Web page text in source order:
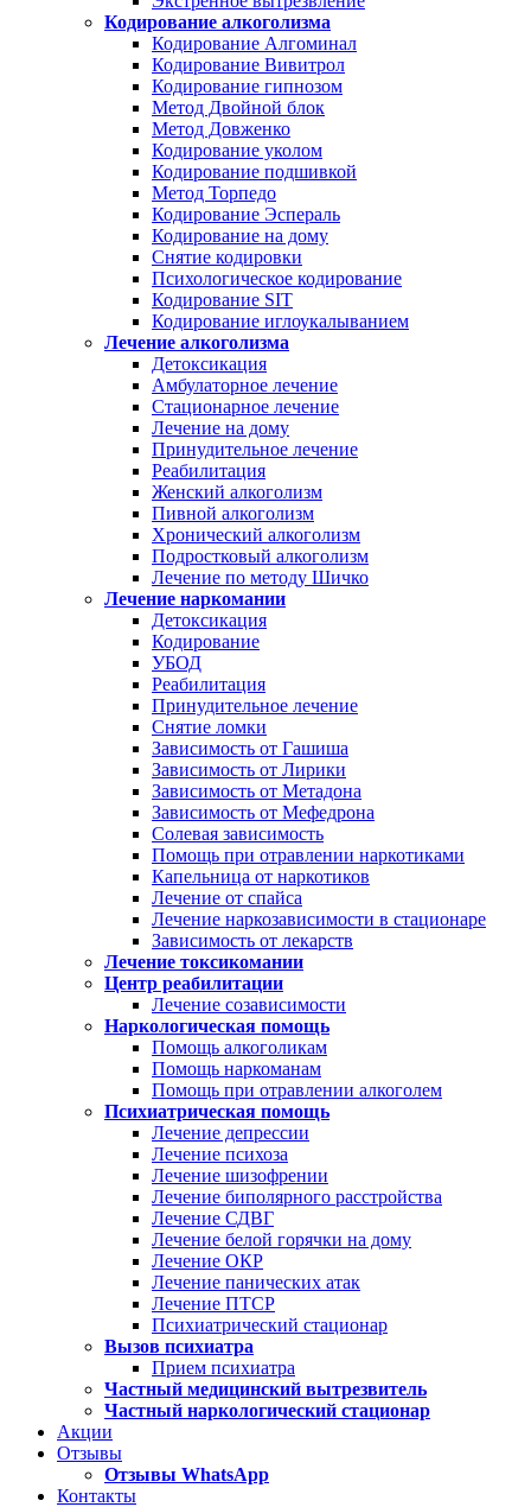
Кодирование алкоголизма
Кодирование Алгоминал
Кодирование Вивитрол
Кодирование гипнозом
Метод Двойной блок
Метод Довженко
Кодирование уколом
Кодирование подшивкой
Метод Торпедо
Кодирование Эспераль
Кодирование на дому
Снятие кодировки
Психологическое кодирование
Кодирование SIT
Кодирование иглоукалыванием
Лечение алкоголизма
Детоксикация
Амбулаторное лечение
Стационарное лечение
Лечение на дому
Принудительное лечение
Реабилитация
Женский алкоголизм
Пивной алкоголизм
Хронический алкоголизм
Подростковый алкоголизм
Лечение по методу Шичко
Лечение наркомании
Детоксикация
Кодирование
УБОД
Реабилитация
Принудительное лечение
Снятие ломки
Зависимость от Гашиша
Зависимость от Лирики
Зависимость от Метадона
Зависимость от Мефедрона
Солевая зависимость
Помощь при отравлении наркотиками
Капельница от наркотиков
Лечение от спайса
Лечение наркозависимости в стационаре
Зависимость от лекарств
Лечение токсикомании
Центр реабилитации
Лечение созависимости
Наркологическая помощь
Помощь алкоголикам
Помощь наркоманам
Помощь при отравлении алкоголем
Психиатрическая помощь
Лечение депрессии
Лечение психоза
Лечение шизофрении
Лечение биполярного расстройства
Лечение СДВГ
Лечение белой горячки на дому
Лечение ОКР
Лечение панических атак
Лечение ПТСР
Психиатрический стационар
Вызов психиатра
Прием психиатра
Частный медицинский вытрезвитель
Частный наркологический стационар
Акции
Отзывы
Отзывы WhatsApp
Контакты